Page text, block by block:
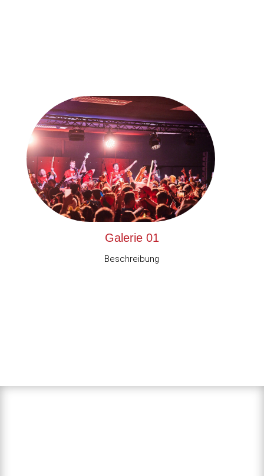
Galerie 01
Beschreibung